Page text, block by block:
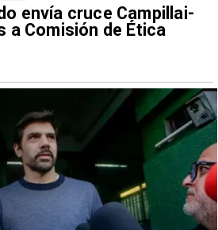
envía cruce Campillai-
a Comisión de Ética